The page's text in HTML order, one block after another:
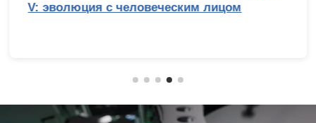
V: эволюция с человеческим лицом